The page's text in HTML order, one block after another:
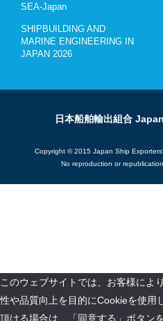
SEA-Japan
SHIPBUILDING AND
MARINE ENGINEERING IN
JAPAN 2026
日本船舶輸出組合
Copyright © 2015 Japan Ship
No reproduction or
このウェブサイトでは、お客様によ
性や品質向上を目的にCookieを使用
頂ける場合は、「同意する」ボタン